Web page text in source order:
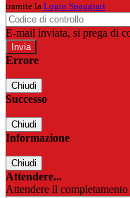
tramite la Login Spaggiari
E-mail inviata, si prega di
Errore
Chiudi
Successo
Chiudi
Informazione
Chiudi
Attendere...
Attendere il